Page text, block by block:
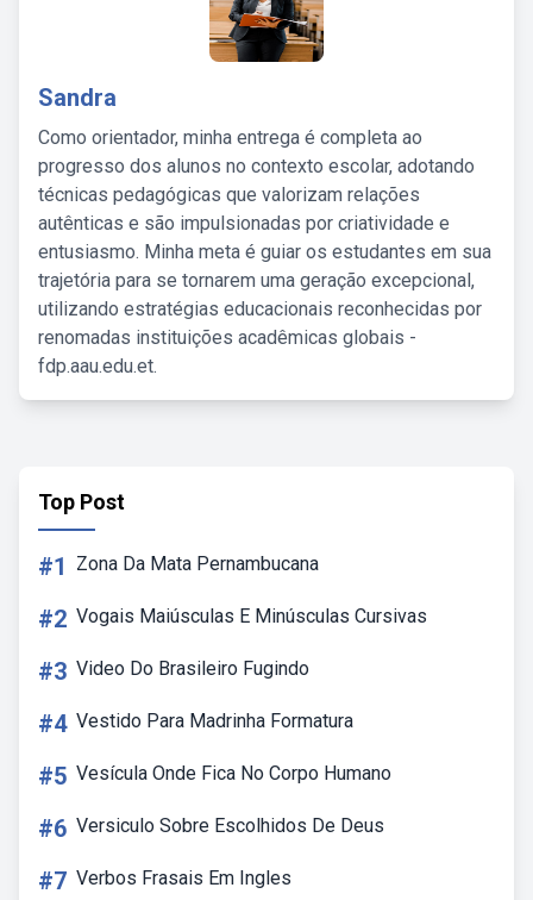
Sandra
Como orientador, minha entrega é completa ao
progresso dos alunos no contexto escolar, adotando
técnicas pedagógicas que valorizam relações
autênticas e são impulsionadas por criatividade e
entusiasmo. Minha meta é guiar os estudantes em sua
trajetória para se tornarem uma geração excepcional,
utilizando estratégias educacionais reconhecidas por
renomadas instituições acadêmicas globais -
fdp.aau.edu.et.
Top Post
#1 Zona Da Mata Pernambucana
#2 Vogais Maiúsculas E Minúsculas Cursivas
#3 Video Do Brasileiro Fugindo
#4 Vestido Para Madrinha Formatura
#5 Vesícula Onde Fica No Corpo Humano
#6 Versiculo Sobre Escolhidos De Deus
#7 Verbos Frasais Em Ingles